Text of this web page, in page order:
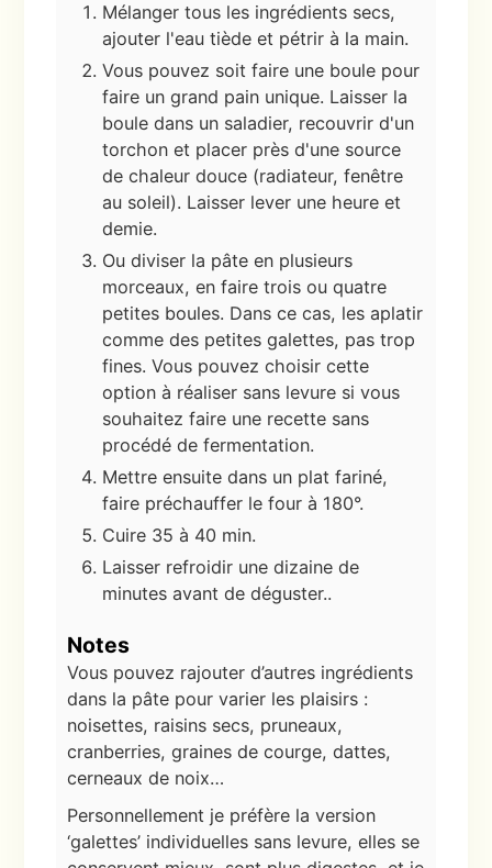
Mélanger tous les ingrédients secs,
ajouter l'eau tiède et pétrir à la main.
Vous pouvez soit faire une boule pour
faire un grand pain unique. Laisser la
boule dans un saladier, recouvrir d'un
torchon et placer près d'une source
de chaleur douce (radiateur, fenêtre
au soleil). Laisser lever une heure et
demie.
Ou diviser la pâte en plusieurs
morceaux, en faire trois ou quatre
petites boules. Dans ce cas, les aplatir
comme des petites galettes, pas trop
fines. Vous pouvez choisir cette
option à réaliser sans levure si vous
souhaitez faire une recette sans
procédé de fermentation.
Mettre ensuite dans un plat fariné,
faire préchauffer le four à 180°.
Cuire 35 à 40 min.
Laisser refroidir une dizaine de
minutes avant de déguster..
Notes
Vous pouvez rajouter d’autres ingrédients
dans la pâte pour varier les plaisirs :
noisettes, raisins secs, pruneaux,
cranberries, graines de courge, dattes,
cerneaux de noix…
Personnellement je préfère la version
‘galettes’ individuelles sans levure, elles se